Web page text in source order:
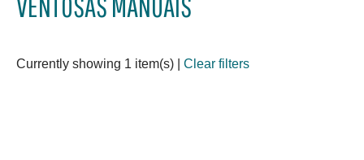
Currently showing 1 item(s) Clear filters